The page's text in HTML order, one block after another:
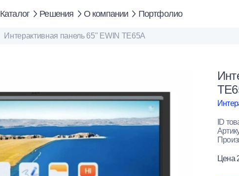
Каталог Решения О компании Портфолио
Интерактивная панель 65" EWIN TE65A
ID
Цена